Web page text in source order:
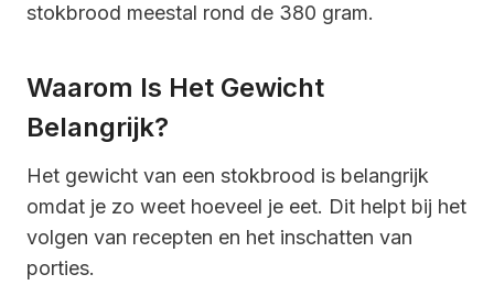
stokbrood meestal rond de 380 gram.
Waarom Is Het Gewicht
Belangrijk?
Het gewicht van een stokbrood is belangrijk
omdat je zo weet hoeveel je eet. Dit helpt bij het
volgen van recepten en het inschatten van
porties.